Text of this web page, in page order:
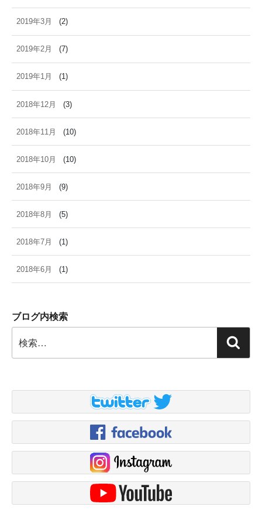
2019年3月 (2)
2019年2月 (7)
2019年1月 (1)
2018年12月 (3)
2018年11月 (10)
2018年10月 (10)
2018年9月 (9)
2018年8月 (5)
2018年7月 (1)
2018年6月 (1)
ブログ内検索
索